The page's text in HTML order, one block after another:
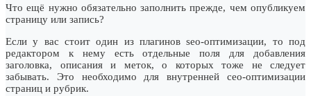
Что ещё нужно обязательно заполнить прежде, чем опубликуем
страницу или запись?
Если у вас стоит один из плагинов seo-оптимизации, то под
редактором к нему есть отдельные поля для добавления
заголовка, описания и меток, о которых тоже не следует
забывать. Это необходимо для внутренней сео-оптимизации
страниц и рубрик.